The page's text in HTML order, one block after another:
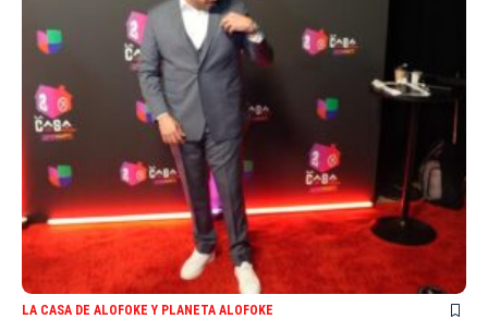
LA CASA DE ALOFOKE Y PLANETA ALOFOKE